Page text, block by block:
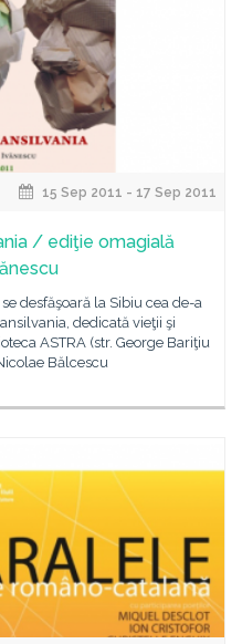
15 Sep 2011 - 17 Sep 2011
/ ediţie omagială
desfăşoară la Sibiu cea de-a
dedicată vieţii şi
ASTRA (str. George Bariţiu
Bălcescu